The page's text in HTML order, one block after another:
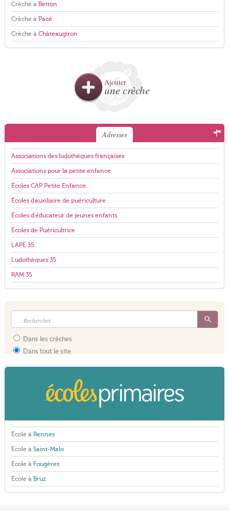
Crèche à Betton
Crèche à Pacé
Crèche à Châteaugiron
Ajouter
une crèche
Adresses
Associations des ludothèques françaises
Associations pour la petite enfance
Écoles CAP Petite Enfance
Écoles d'auxiliaire de puériculture
Écoles d'éducateur de jeunes enfants
Écoles de Puéricultrice
LAPE 35
Ludothèques 35
RAM 35
Dans les crèches
Dans tout le site
École à Rennes
École à Saint-Malo
École à Fougères
École à Bruz